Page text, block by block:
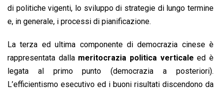
di politiche vigenti, lo sviluppo di strategie di lungo termine
e, in generale, i processi di pianificazione.
La terza ed ultima componente di democrazia cinese è
rappresentata dalla meritocrazia politica verticale ed è
legata al primo punto (democrazia a posteriori).
L’efficientismo esecutivo ed i buoni risultati discendono da